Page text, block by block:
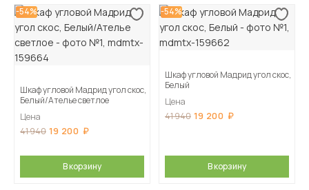
-54%
Шкаф угловой Мадрид угол скос,
Белый/Ателье светлое
Цена
41 940 19 200
В корзину
-54%
Шкаф угловой Мадрид угол скос,
Белый
Цена
41 940 19 200
В корзину